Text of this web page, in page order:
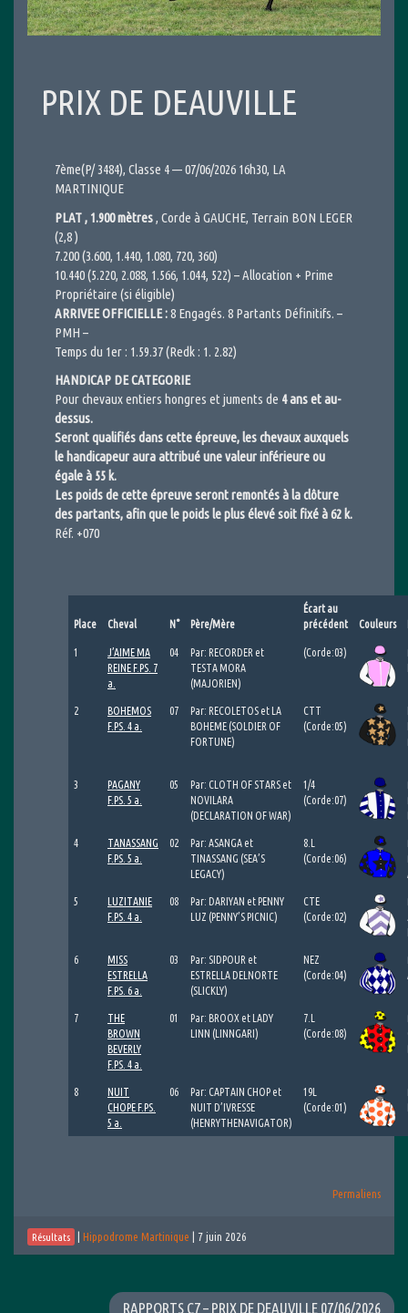
PRIX DE DEAUVILLE
7ème(P/ 3484), Classe 4 — 07/06/2026 16h30, LA
MARTINIQUE
PLAT , 1.900 mètres, Corde à GAUCHE, Terrain BON LEGER
(2,8 )
7.200 (3.600, 1.440, 1.080, 720, 360)
10.440 (5.220, 2.088, 1.566, 1.044, 522) – Allocation + Prime
Propriétaire (si éligible)
ARRIVEE OFFICIELLE :8 Engagés. 8 Partants Définitifs. –
PMH –
Temps du 1er : 1.59.37 (Redk : 1. 2.82)
HANDICAP DE CATEGORIE
Pour chevaux entiers hongres et juments de 4 ans et au-
dessus.
Seront qualifiés dans cette épreuve, les chevaux auxquels
le handicapeur aura attribué une valeur inférieure ou
égale à 55 k.
Les poids de cette épreuve seront remontés à la clôture
des partants, afin que le poids le plus élevé soit fixé à 62 k.
Réf. +070
Place Cheval N° Père/Mère
Écart au
précédent
Couleurs
1
J’AIME MA
REINE F.PS. 7
a.
04
Par: RECORDER et
TESTA MORA
(MAJORIEN)
(Corde:03)
2
BOHEMOS
F.PS. 4 a.
07
Par: RECOLETOS et LA
BOHEME (SOLDIER OF
FORTUNE)
CTT
(Corde:05)
3
PAGANY
F.PS. 5 a.
05
Par: CLOTH OF STARS et
NOVILARA
(DECLARATION OF WAR)
1/4
(Corde:07)
4
TANASSANG
F.PS. 5 a.
02
Par: ASANGA et
TINASSANG (SEA’S
LEGACY)
8.L
(Corde:06)
5
LUZITANIE
F.PS. 4 a.
08
Par: DARIYAN et PENNY
LUZ (PENNY’S PICNIC)
CTE
(Corde:02)
6
MISS
ESTRELLA
F.PS. 6 a.
03
Par: SIDPOUR et
ESTRELLA DELNORTE
(SLICKLY)
NEZ
(Corde:04)
7
THE
BROWN
BEVERLY
F.PS. 4 a.
01
Par: BROOX et LADY
LINN (LINNGARI)
7.L
(Corde:08)
8
NUIT
CHOPE F.PS.
5 a.
06
Par: CAPTAIN CHOP et
NUIT D’IVRESSE
(HENRYTHENAVIGATOR)
19L
(Corde:01)
Permaliens
Résultats Hippodrome Martinique 7 juin 2026
RAPPORTS C7 – PRIX DE DEAUVILLE 07/06/2026